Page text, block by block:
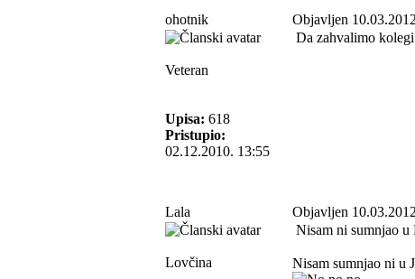
ohotnik Objavljen
Veteran
Upisa: 618
Pristupio:
02.12.2010. 13:55
Da zahvalimo
Lala Objavljen
Lovčina
Nisam ni sumnjao u
Nisam sumnjao ni u